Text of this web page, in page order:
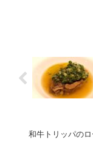
和牛トリッパの